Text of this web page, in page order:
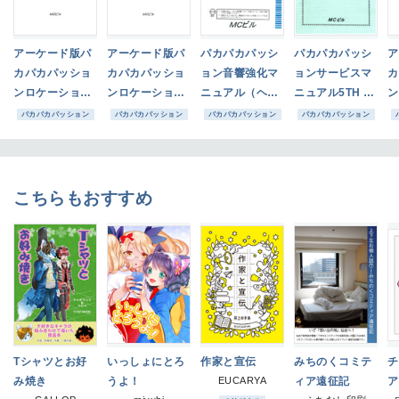
アーケード版パ
カパカパッショ
ンロケーション
情報集デラック
パカパカパッション
アーケード版パ
カパカパッショ
ンロケーション
情報集スタンダ
パカパカパッション
パカパカパッシ
ョン音響強化マ
ニュアル（ヘッ
ドフォン端子
パカパカパッション
パカパカパッシ
ョンサービスマ
ニュアル5TH P
RINTING
パカパカパッション
こちらもおすすめ
Tシャツとお好
み焼き
いっしょにとろ
うよ！
作家と宣伝
EUCARYA
みちのくコミテ
ィア遠征記